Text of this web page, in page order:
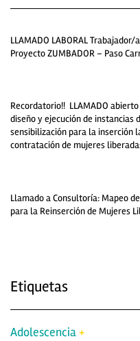
LLAMADO LABORAL Trabajador/
Proyecto ZUMBADOR – Paso
Recordatorio!! LLAMADO
diseño y ejecución de instancias
sensibilización para la inserción
contratación de mujeres
Llamado a Consultoría: Mapeo
para la Reinserción de Mujeres
Etiquetas
Adolescencia